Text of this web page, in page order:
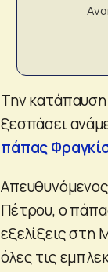
Την
ξεσπάσει
πάπας
Πέτρου, ο
εξελίξεις στη
όλες τις